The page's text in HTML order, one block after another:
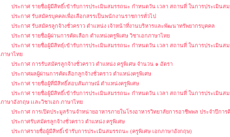
ประกาศ รายชื่อผู้มีสิทธิ์เข้ารับการประเมินสมรรถนะ กำหนดวัน เวลา สถานที่ ในการประเมินส
ประกาศ รับสมัครบุคคลเพื่อเลือกสรรเป็นพนักงานราชการทั่วไป
ประกาศ รับสมัครลูกจ้างชั่วคราว ตำแหน่ง เจ้าหน้าที่งานบริหารและพัฒนาทรัพยากรบุคคล
ประกาศ รายชื่อผู้ผ่านการคัดเลือก ตำแหน่งครูพิเศษ วิชาเอกภาษาไทย
ประกาศ รายชื่อผู้มีสิทธฺ์เข้ารับการประเมินสมรรถนะ กำหนดวัน เวลา สถานที่ ในการประเมินส
ภาษาไทย
ประกาศ การรับสมัครลูกจ้างชั่วคราว ตำแหน่ง ครูพิเศษ จำนวน ๑ อัตรา
ประกาศผลผู้ผ่านการคัดเลือกลูกจ้างชั่วคราว ตำแหน่งครูพิเศษ
ประกาศ รายชื่อผู้ที่มีสิทธิ์สอบสัมภาษณ์ ตำแหน่งครูพิเศษ
ประกาศ รายชื่อผู้มีสิทธิ์เข้ารับการประเมินสมรรถนะ กำหนดวัน เวลา สถานที่ ในการประเมินส
ภาษาอังกฤษ เเละวิชาเอก ภาษาไทย
ประกาศ การเปิดประมูลร้านจำหน่ายอาหารภายในโรงอาหารวิทยาลัยการอาชีพพล ประจำปีการ
ประกาศรับสมัครลูกจ้างชั่วคราว ตำแหน่ง ครูพิเศษ
ประกาศรายชื่อผู้มีสิทธิ์เข้ารับการประเมินสมรรถนะ (ครูพิเศษ เอกภาษาอังกฤษ)